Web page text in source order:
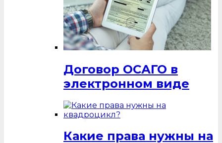
Договор ОСАГО в
электронном виде
Какие права нужны на